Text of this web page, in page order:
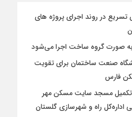
تسریع در روند اجرای پروژه های
به صورت گروه ساخت اجرا می‌شود
صنعت ساختمان برای تقویت
فارس
مسجد سایت مسکن مهر
اداره‌کل راه و شهرسازی گلستان